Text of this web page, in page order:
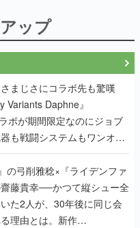
ップ
まじさにコラボ先も驚嘆
Daphne』
ボが期間限定なのにジョブ
も戦闘システムもワンオフ
理由を両ディレクターに聞
の弓削雅稔×『ライデンファ
藤貴幸──かつて縦シュー全
た2人が、30年後に同じ会
理由とは。新作